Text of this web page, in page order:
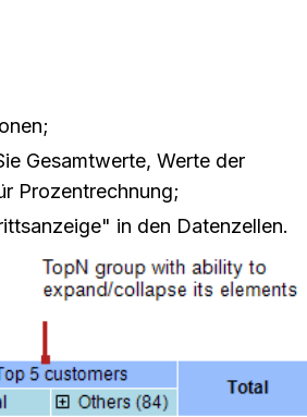
Gesamtwerte, Werte der
Prozentrechnung;
in den Datenzellen.